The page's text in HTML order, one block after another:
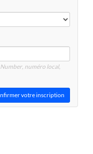
Number, numéro local,